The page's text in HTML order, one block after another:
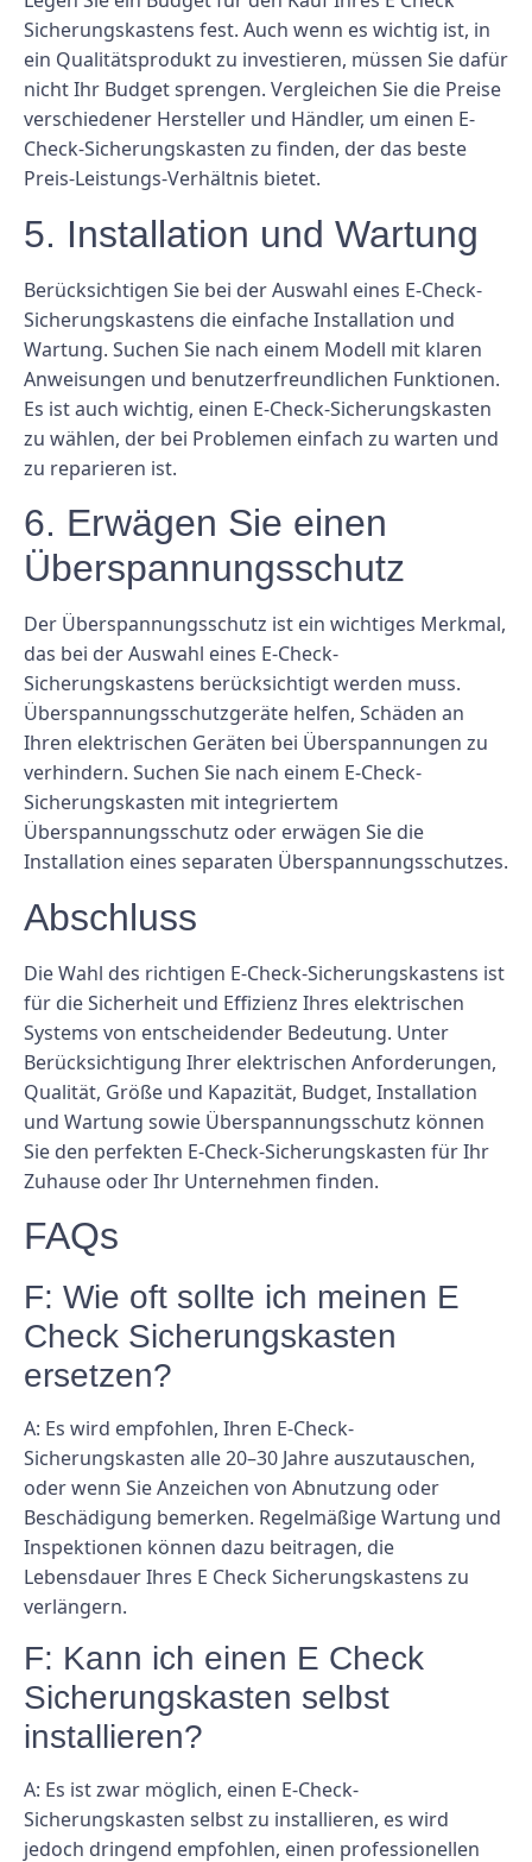
Sicherungskastens fest. Auch wenn es wichtig ist, in
ein Qualitätsprodukt zu investieren, müssen Sie dafür
nicht Ihr Budget sprengen. Vergleichen Sie die Preise
verschiedener Hersteller und Händler, um einen E-
Check-Sicherungskasten zu finden, der das beste
Preis-Leistungs-Verhältnis bietet.
5. Installation und Wartung
Berücksichtigen Sie bei der Auswahl eines E-Check-
Sicherungskastens die einfache Installation und
Wartung. Suchen Sie nach einem Modell mit klaren
Anweisungen und benutzerfreundlichen Funktionen.
Es ist auch wichtig, einen E-Check-Sicherungskasten
zu wählen, der bei Problemen einfach zu warten und
zu reparieren ist.
6. Erwägen Sie einen
Überspannungsschutz
Der Überspannungsschutz ist ein wichtiges Merkmal,
das bei der Auswahl eines E-Check-
Sicherungskastens berücksichtigt werden muss.
Überspannungsschutzgeräte helfen, Schäden an
Ihren elektrischen Geräten bei Überspannungen zu
verhindern. Suchen Sie nach einem E-Check-
Sicherungskasten mit integriertem
Überspannungsschutz oder erwägen Sie die
Installation eines separaten Überspannungsschutzes.
Abschluss
Die Wahl des richtigen E-Check-Sicherungskastens ist
für die Sicherheit und Effizienz Ihres elektrischen
Systems von entscheidender Bedeutung. Unter
Berücksichtigung Ihrer elektrischen Anforderungen,
Qualität, Größe und Kapazität, Budget, Installation
und Wartung sowie Überspannungsschutz können
Sie den perfekten E-Check-Sicherungskasten für Ihr
Zuhause oder Ihr Unternehmen finden.
FAQs
F: Wie oft sollte ich meinen E
Check Sicherungskasten
ersetzen?
A: Es wird empfohlen, Ihren E-Check-
Sicherungskasten alle 20–30 Jahre auszutauschen,
oder wenn Sie Anzeichen von Abnutzung oder
Beschädigung bemerken. Regelmäßige Wartung und
Inspektionen können dazu beitragen, die
Lebensdauer Ihres E Check Sicherungskastens zu
verlängern.
F: Kann ich einen E Check
Sicherungskasten selbst
installieren?
A: Es ist zwar möglich, einen E-Check-
Sicherungskasten selbst zu installieren, es wird
jedoch dringend empfohlen, einen professionellen